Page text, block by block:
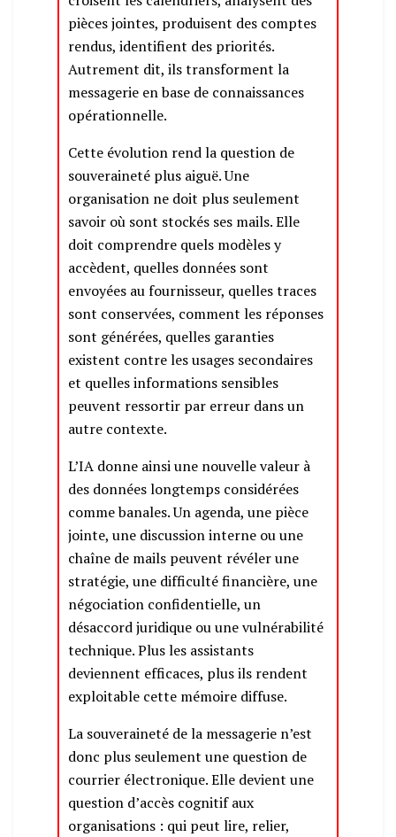
pièces jointes, produisent des comptes
rendus, identifient des priorités.
Autrement dit, ils transforment la
messagerie en base de connaissances
opérationnelle.
Cette évolution rend la question de
souveraineté plus aiguë. Une
organisation ne doit plus seulement
savoir où sont stockés ses mails. Elle
doit comprendre quels modèles y
accèdent, quelles données sont
envoyées au fournisseur, quelles traces
sont conservées, comment les réponses
sont générées, quelles garanties
existent contre les usages secondaires
et quelles informations sensibles
peuvent ressortir par erreur dans un
autre contexte.
L’IA donne ainsi une nouvelle valeur à
des données longtemps considérées
comme banales. Un agenda, une pièce
jointe, une discussion interne ou une
chaîne de mails peuvent révéler une
stratégie, une difficulté financière, une
négociation confidentielle, un
désaccord juridique ou une vulnérabilité
technique. Plus les assistants
deviennent efficaces, plus ils rendent
exploitable cette mémoire diffuse.
La souveraineté de la messagerie n’est
donc plus seulement une question de
courrier électronique. Elle devient une
question d’accès cognitif aux
organisations : qui peut lire, relier,